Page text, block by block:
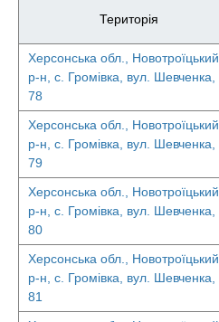
Територія
Херсонська обл., Новотроїцький
р-н, с. Громівка, вул. Шевченка,
78
Херсонська обл., Новотроїцький
р-н, с. Громівка, вул. Шевченка,
79
Херсонська обл., Новотроїцький
р-н, с. Громівка, вул. Шевченка,
80
Херсонська обл., Новотроїцький
р-н, с. Громівка, вул. Шевченка,
81